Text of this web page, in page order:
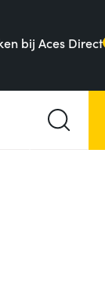
bij Aces Direct